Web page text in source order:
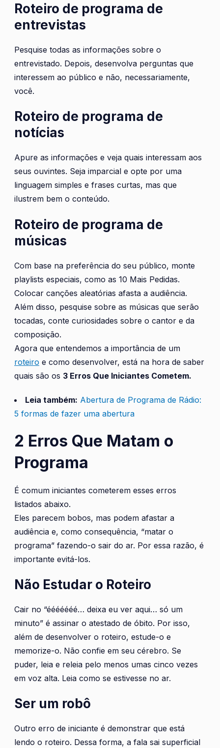
Roteiro de programa de
entrevistas
Pesquise todas as informações sobre o
entrevistado. Depois, desenvolva perguntas que
interessem ao público e não, necessariamente,
você.
Roteiro de programa de
notícias
Apure as informações e veja quais interessam aos
seus ouvintes. Seja imparcial e opte por uma
linguagem simples e frases curtas, mas que
ilustrem bem o conteúdo.
Roteiro de programa de
músicas
Com base na preferência do seu público, monte
playlists especiais, como as 10 Mais Pedidas.
Colocar canções aleatórias afasta a audiência.
Além disso, pesquise sobre as músicas que serão
tocadas, conte curiosidades sobre o cantor e da
composição.
Agora que entendemos a importância de um
roteiro e como desenvolver, está na hora de saber
quais são os 3 Erros Que Iniciantes Cometem.
Leia também: Abertura de Programa de Rádio:
5 formas de fazer uma abertura
2 Erros Que Matam o
Programa
É comum iniciantes cometerem esses erros
listados abaixo.
Eles parecem bobos, mas podem afastar a
audiência e, como consequência, “matar o
programa” fazendo-o sair do ar. Por essa razão, é
importante evitá-los.
Não Estudar o Roteiro
Cair no “ééééééé… deixa eu ver aqui… só um
minuto” é assinar o atestado de óbito. Por isso,
além de desenvolver o roteiro, estude-o e
memorize-o. Não confie em seu cérebro. Se
puder, leia e releia pelo menos umas cinco vezes
em voz alta. Leia como se estivesse no ar.
Ser um robô
Outro erro de iniciante é demonstrar que está
lendo o roteiro. Dessa forma, a fala sai superficial